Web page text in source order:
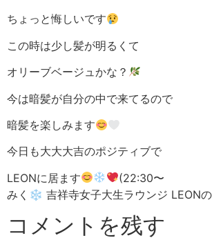
ちょっと悔しいです
この時は少し髪が明るくて
オリーブベージュかな？
今は暗髪が自分の中で来てるので
暗髪を楽しみます
今日も大大大吉のポジティブで
LEONに居ます
(22:30〜
みく❄︎ 吉祥寺女子大生ラウンジ LEON
コメントを残す